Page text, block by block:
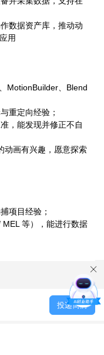
数据资产库，推动动
用
MotionBuilder、Blend
重定向经验；
，能发现并修正不自
动画有兴趣，愿意探索
项目经验；
等），能进行数据
投递简历